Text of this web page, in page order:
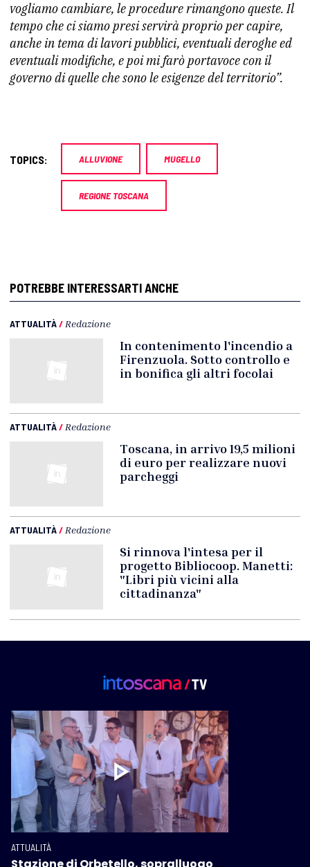
vogliamo cambiare, le procedure rimangono queste. Il
tempo che ci siamo presi servirà proprio per capire,
anche in tema di lavori pubblici, eventuali deroghe ed
eventuali modifiche, e poi mi farò portavoce con il
governo di quelle che sono le esigenze del territorio”.
TOPICS: ALLUVIONE MUGELLO
REGIONE TOSCANA
POTREBBE INTERESSARTI ANCHE
ATTUALITÀ/ Redazione
In contenimento l'incendio a
Firenzuola. Sotto controllo e
in bonifica gli altri focolai
ATTUALITÀ/ Redazione
Toscana, in arrivo 19,5 milioni
di euro per realizzare nuovi
parcheggi
ATTUALITÀ/ Redazione
Si rinnova l'intesa per il
progetto Bibliocoop. Manetti:
"Libri più vicini alla
cittadinanza"
ATTUALITÀ